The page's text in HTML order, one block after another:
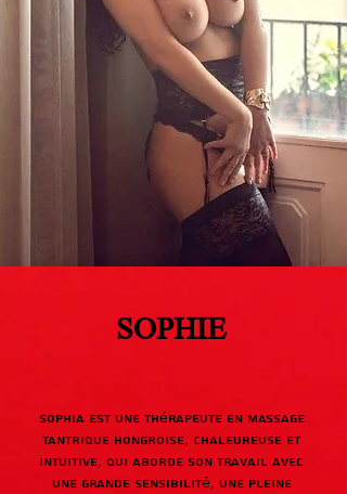
SOPHIE
Sophia est une thérapeute en massage
tantrique hongroise, chaleureuse et
intuitive, qui aborde son travail avec
une grande sensibilité, une pleine